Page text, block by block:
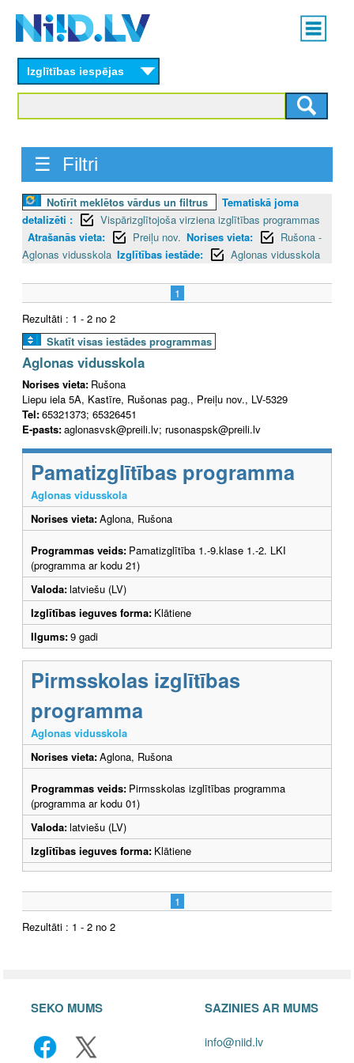
content
Main
menu
Izglītības iespējas
☰ Filtri
Notīrīt meklētos vārdus un filtrus
Tematiskā joma
detalizēti :
Vispārizglītojoša virziena izglītības programmas
Atrašanās vieta:
Preiļu nov. Norises vieta:
Rušona -
Aglonas vidusskola Izglītības iestāde: Aglonas vidusskola
1
Rezultāti : 1 - 2 no 2
Skatīt visas iestādes programmas
Aglonas vidusskola
Norises vieta: Rušona
Liepu iela 5A, Kastīre, Rušonas pag., Preiļu nov., LV-5329
Tel:65321373; 65326451
E-pasts:aglonasvsk@preili.lv; rusonaspsk@preili.lv
Pamatizglītības programma
Aglonas vidusskola
Norises vieta:Aglona, Rušona
Programmas veids: Pamatizglītība 1.-9.klase 1.-2. LKI
(programma ar kodu 21)
Valoda:latviešu (LV)
Izglītības ieguves forma: Klātiene
Ilgums:9 gadi
Pirmsskolas izglītības
programma
Aglonas vidusskola
Norises vieta:Aglona, Rušona
Programmas veids: Pirmsskolas izglītības programma
(programma ar kodu 01)
Valoda:latviešu (LV)
Izglītības ieguves forma: Klātiene
1
Rezultāti : 1 - 2 no 2
SEKO MUMS SAZINIES AR MUMS
info@niid.lv